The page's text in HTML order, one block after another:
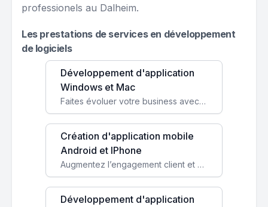
professionels au Dalheim.
Les prestations de services en développement
de logiciels
Développement d'application
Windows et Mac
Faites évoluer votre business avec des solutions logicielles personnalisées, parfaitement adaptées à vos besoins spécifiques.
Création d'application mobile
Android et IPhone
Augmentez l’engagement client et simplifiez vos processus avec une application mobile sur mesure, disponible sur iOS et Android.
Développement d'application